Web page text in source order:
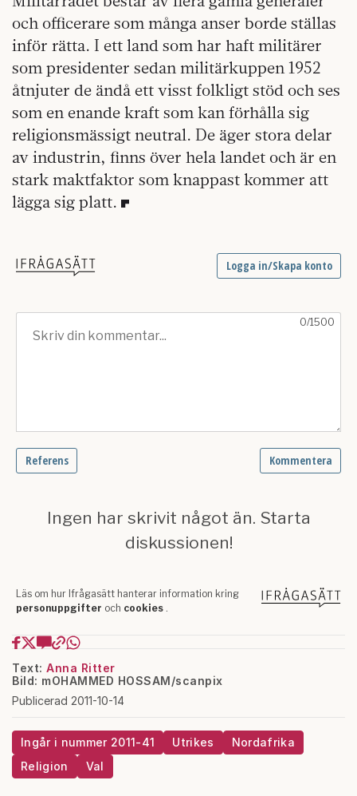
och officerare som många anser borde ställas
inför rätta. I ett land som har haft militärer
som presidenter sedan militärkuppen 1952
åtnjuter de ändå ett visst folkligt stöd och ses
som en enande kraft som kan förhålla sig
religionsmässigt neutral. De äger stora delar
av industrin, finns över hela landet och är en
stark maktfaktor som knappast kommer att
lägga sig platt.
Text: Anna Ritter
Bild: mOHAMMED HOSSAM/scanpix
Publicerad 2011-10-14
Ingår i nummer 2011-41 Utrikes
Nordafrika
Religion
Val